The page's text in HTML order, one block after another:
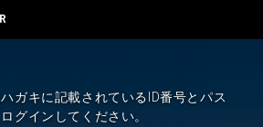
ガキに記載されているID番号とパス
グインしてください。